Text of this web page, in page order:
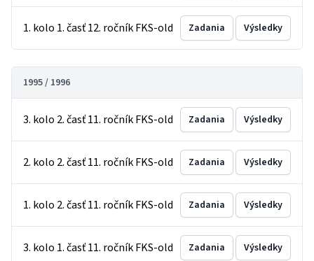
1. kolo 1. časť 12. ročník FKS-old Zadania Výsledky
1995 / 1996
3. kolo 2. časť 11. ročník FKS-old Zadania Výsledky
2. kolo 2. časť 11. ročník FKS-old Zadania Výsledky
1. kolo 2. časť 11. ročník FKS-old Zadania Výsledky
3. kolo 1. časť 11. ročník FKS-old Zadania Výsledky